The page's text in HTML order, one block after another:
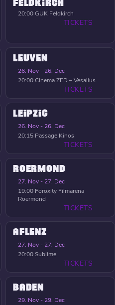
FELDKIRCH
20:00GUK Feldkirch
TICKETS
LEUVEN
26. Nov - 26. Dec
20:00Cinema ZED – Vesalius
TICKETS
LEIPZIG
26. Nov - 26. Dec
20:15 Passage Kinos
TICKETS
ROERMOND
27. Nov - 27. Dec
19:00 Foroxity Filmarena
Roermond
TICKETS
AFLENZ
27. Nov - 27. Dec
20:00Sublime
TICKETS
BADEN
29. Nov - 29. Dec